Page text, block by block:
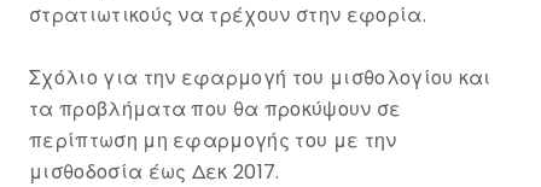
στρατιωτικούς να τρέχουν στην εφορία.
Σχόλιο για την εφαρμογή του μισθολογίου και
τα προβλήματα που θα προκύψουν σε
περίπτωση μη εφαρμογής του με την
μισθοδοσία έως Δεκ 2017.